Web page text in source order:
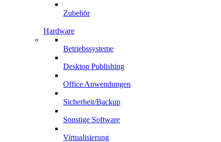
Zubehör
Hardware
Betriebssysteme
Desktop Publishing
Office Anwendungen
Sicherheit/Backup
Sonstige Software
Virtualisierung